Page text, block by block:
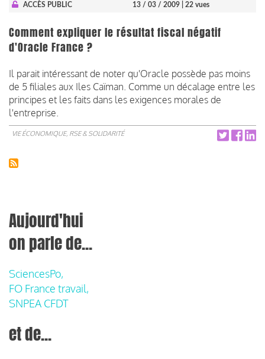
ACCÈS PUBLIC 13 / 03 / 2009 | 22 vues
Comment expliquer le résultat fiscal négatif
d'Oracle France ?
Il parait intéressant de noter qu'Oracle possède pas moins
de 5 filiales aux Iles Caïman. Comme un décalage entre les
principes et les faits dans les exigences morales de
l'entreprise.
VIE ÉCONOMIQUE, RSE & SOLIDARITÉ
Aujourd'hui
on parle de...
SciencesPo,
FO France travail,
SNPEA CFDT
et de...